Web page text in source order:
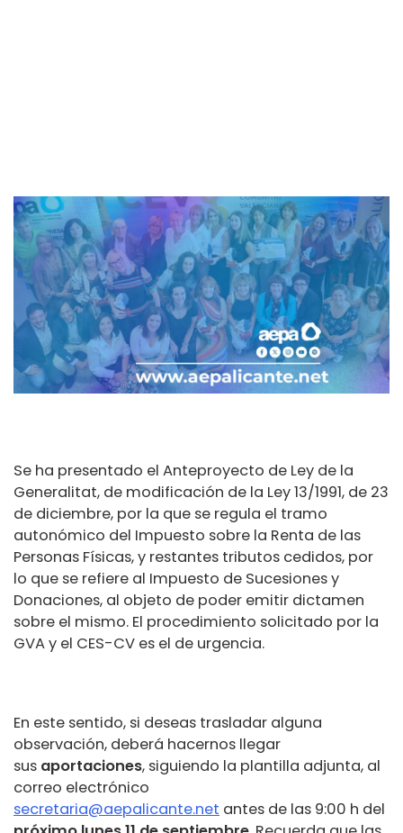
Se ha presentado el Anteproyecto de Ley de la
Generalitat, de modificación de la Ley 13/1991, de 23
de diciembre, por la que se regula el tramo
autonómico del Impuesto sobre la Renta de las
Personas Físicas, y restantes tributos cedidos, por
lo que se refiere al Impuesto de Sucesiones y
Donaciones, al objeto de poder emitir dictamen
sobre el mismo. El procedimiento solicitado por la
GVA y el CES-CV es el de urgencia.
En este sentido, si deseas trasladar alguna
observación, deberá hacernos llegar
sus aportaciones, siguiendo la plantilla adjunta, al
correo electrónico
secretaria@aepalicante.net antes de las 9:00 h del